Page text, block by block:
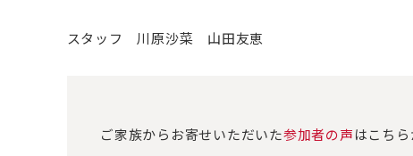
スタッフ 川原沙菜 山田友恵
ご家族からお寄せいただいた参加者の声はこち